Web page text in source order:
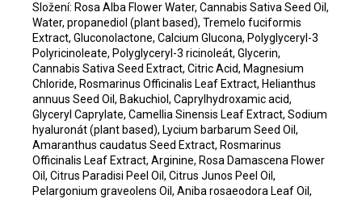
Složení: Rosa Alba Flower Water, Cannabis Sativa Seed Oil,
Water, propanediol (plant based), Tremelo fuciformis
Extract, Gluconolactone, Calcium Glucona, Polyglyceryl-3
Polyricinoleate, Polyglyceryl-3 ricinoleát, Glycerin,
Cannabis Sativa Seed Extract, Citric Acid, Magnesium
Chloride, Rosmarinus Officinalis Leaf Extract, Helianthus
annuus Seed Oil, Bakuchiol, Caprylhydroxamic acid,
Glyceryl Caprylate, Camellia Sinensis Leaf Extract, Sodium
hyaluronát (plant based), Lycium barbarum Seed Oil,
Amaranthus caudatus Seed Extract, Rosmarinus
Officinalis Leaf Extract, Arginine, Rosa Damascena Flower
Oil, Citrus Paradisi Peel Oil, Citrus Junos Peel Oil,
Pelargonium graveolens Oil, Aniba rosaeodora Leaf Oil,